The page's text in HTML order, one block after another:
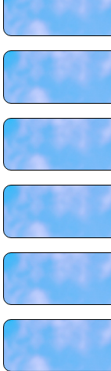
マス交換（深さ
コンクリート斫
コンクリート斫
モルタル補修（
モルタル補修（
追加人工
※給水管工事は